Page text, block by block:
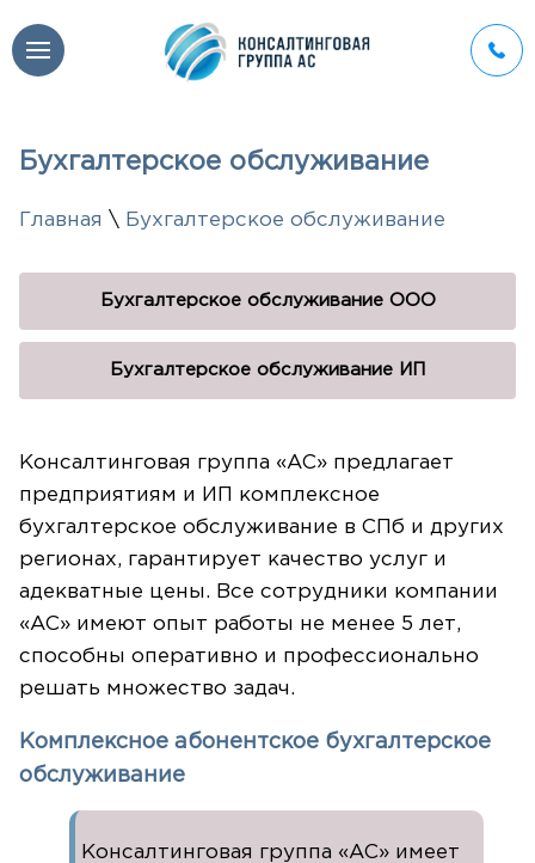
Бухгалтерское обслуживание
Главная \ Бухгалтерское обслуживание
Бухгалтерское обслуживание ООО
Бухгалтерское обслуживание ИП
Консалтинговая группа «АС» предлагает
предприятиям и ИП комплексное
бухгалтерское обслуживание в СПб и других
регионах, гарантирует качество услуг и
адекватные цены. Все сотрудники компании
«АС» имеют опыт работы не менее 5 лет,
способны оперативно и профессионально
решать множество задач.
Комплексное абонентское бухгалтерское
обслуживание
Консалтинговая группа «АС» имеет